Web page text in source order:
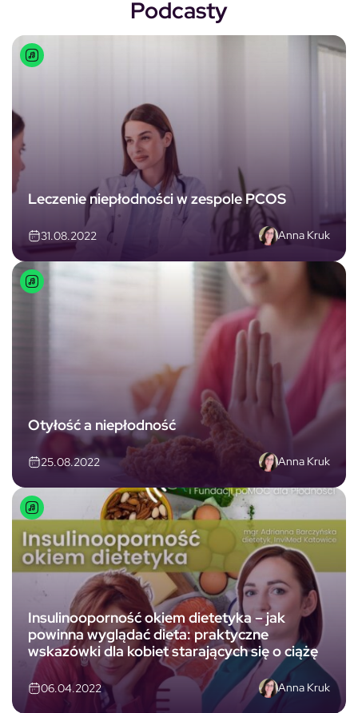
Podcasty
Leczenie niepłodności w zespole PCOS
31.08.2022 Anna Kruk
Otyłość a niepłodność
25.08.2022 Anna Kruk
Insulinooporność okiem dietetyka – jak
powinna wyglądać dieta: praktyczne
wskazówki dla kobiet starających się o ciążę
06.04.2022 Anna Kruk